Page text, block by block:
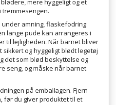
tremmesengen.
amning, flaskefodring
lange pude kan arrangeres i
til lejligheden. Når barnet bliver
og hyggeligt blødt legetøj
det som blød beskyttelse og
seng, og måske når barnet
på emballagen. Fjern
før du giver produktet til et